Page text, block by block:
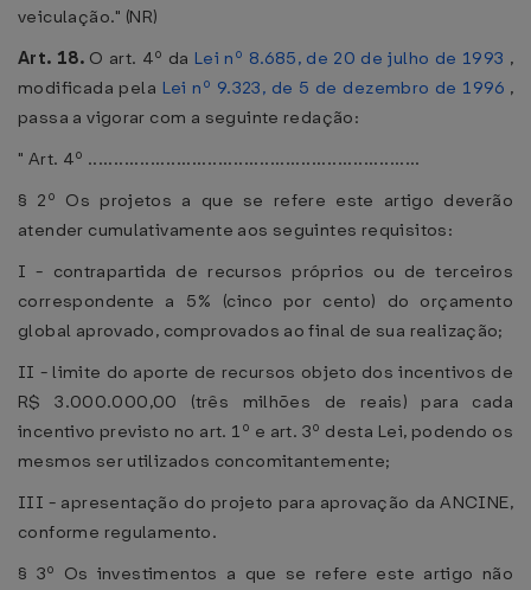
veiculação." (NR)
Art. 18. O art. 4º da Lei nº 8.685, de 20 de julho de 1993 ,
modificada pela Lei nº 9.323, de 5 de dezembro de 1996 ,
passa a vigorar com a seguinte redação:
" Art. 4º ................................................................
§ 2º Os projetos a que se refere este artigo deverão
atender cumulativamente aos seguintes requisitos:
I - contrapartida de recursos próprios ou de terceiros
correspondente a 5% (cinco por cento) do orçamento
global aprovado, comprovados ao final de sua realização;
II - limite do aporte de recursos objeto dos incentivos de
R$ 3.000.000,00 (três milhões de reais) para cada
incentivo previsto no art. 1º e art. 3º desta Lei, podendo os
mesmos ser utilizados concomitantemente;
III - apresentação do projeto para aprovação da ANCINE,
conforme regulamento.
§ 3º Os investimentos a que se refere este artigo não